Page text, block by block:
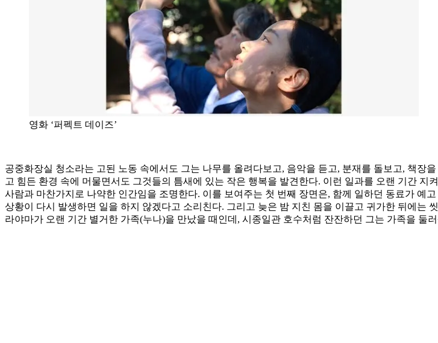
영화 ‘퍼펙트 데이즈’
공중화장실 청소라는 고된 노동 속에서도 그는 나무를 올려다보고, 음악을 듣고, 분재를 돌보고, 책장
고 힘든 환경 속에 머물면서도 그것들의 틈새에 있는 작은 행복을 발견한다. 이런 일과를 오랜 기간
사람과 마찬가지로 나약한 인간임을 조명한다. 이를 보여주는 첫 번째 장면은, 함께 일하던 동료가 예
상황이 다시 발생하면 일을 하지 않겠다고 소리친다. 그리고 늦은 밤 지친 몸을 이끌고 귀가한 뒤에는
라야마가 오랜 기간 별거한 가족(누나)을 만났을 때인데, 시종일관 호수처럼 잔잔하던 그는 가족을 둘